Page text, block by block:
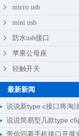
micro usb
mini usb
防水usb接口
苹果公母座
轻触开关
最新新闻